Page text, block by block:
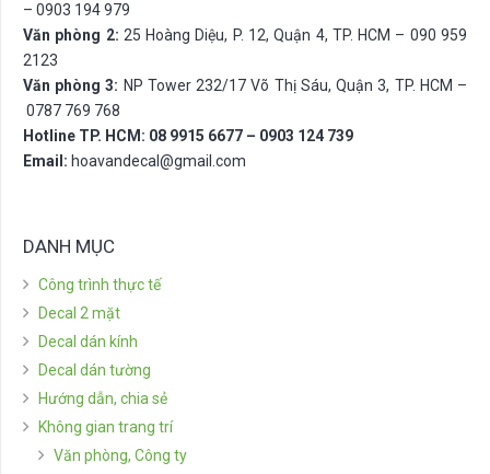
– 0903 194 979
Văn phòng 2: 25 Hoàng Diệu, P. 12, Quận 4, TP. HCM – 090 959
2123
Văn phòng 3: NP Tower 232/17 Võ Thị Sáu, Quận 3, TP. HCM –
0787 769 768
Hotline TP. HCM: 08 9915 6677 – 0903 124 739
Email: hoavandecal@gmail.com
DANH MỤC
Công trình thực tế
Decal 2 mặt
Decal dán kính
Decal dán tường
Hướng dẫn, chia sẻ
Không gian trang trí
Văn phòng, Công ty